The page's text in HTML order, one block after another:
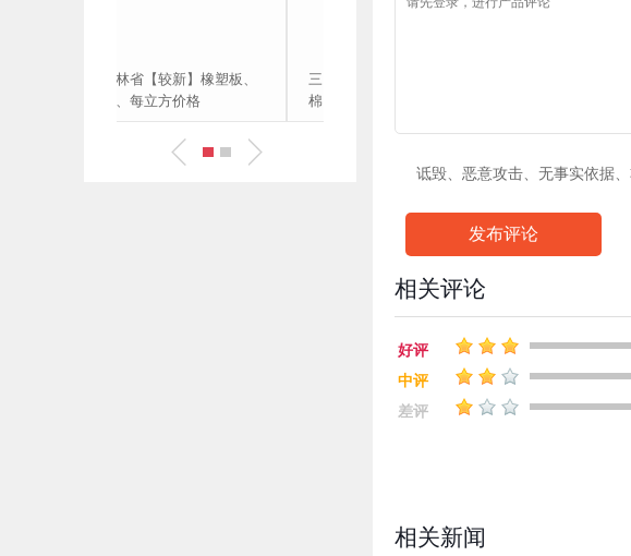
诋毁、恶意攻击、无事实依据
发布评论
相关评论
好评
中评
差评
相关新闻
吉林省【较新】橡塑板、
管、每立方价格